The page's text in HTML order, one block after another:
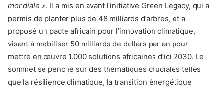
mondiale ». Il a mis en avant l’initiative Green Legacy, qui a
permis de planter plus de 48 milliards d’arbres, et a
proposé un pacte africain pour l’innovation climatique,
visant à mobiliser 50 milliards de dollars par an pour
mettre en œuvre 1.000 solutions africaines d’ici 2030. Le
sommet se penche sur des thématiques cruciales telles
que la résilience climatique, la transition énergétique